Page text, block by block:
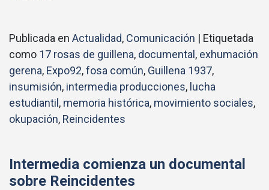
Publicada en Actualidad, Comunicación | Etiquetada
como 17 rosas de guillena, documental, exhumación
gerena, Expo92,fosa común, Guillena 1937,
insumisión, intermedia producciones, lucha
estudiantil, memoria histórica, movimiento sociales,
okupación, Reincidentes
Intermedia comienza un documental
sobre Reincidentes